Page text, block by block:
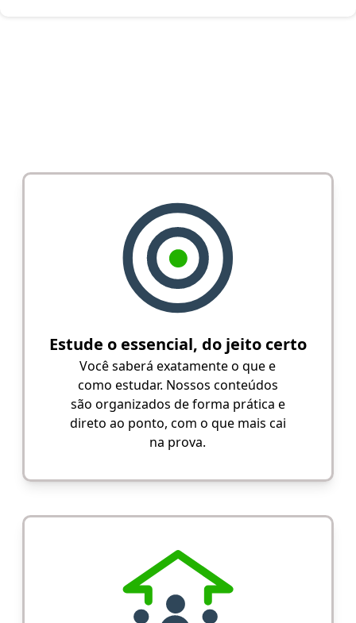
Estude o essencial, do jeito certo
Você saberá exatamente o que e
como estudar. Nossos conteúdos
são organizados de forma prática e
direto ao ponto, com o que mais cai
na prova.